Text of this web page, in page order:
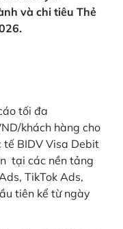
và chi tiêu Thẻ
tối đa
khách hàng cho
tế BIDV Visa Debit
tại các nền tảng
TikTok Ads,
tiên kể từ ngày